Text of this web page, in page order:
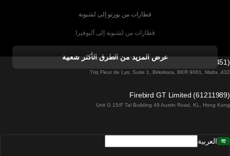
قطارات من بورتو إلى لشبونة
قطارات من لشبونة إلى ألبوفيرا
قطارات من ألبوفيرا إلى لشبونة
قطارات من لشبونة إلى لاغوس
قطارات من لشبونة إلى مدريد
عرض المزيد من الطرق الأكثر شعبية
Firebird GT Limited (OC 1451)
432, Triq Fleur de Lys, Suite 1, Birkirkara, BKR 9061, Malta
Firebird GT Limited (61211989)
Unit G 15/F Tal Building 49 Austin Road, KL, Hong Kong
العربية